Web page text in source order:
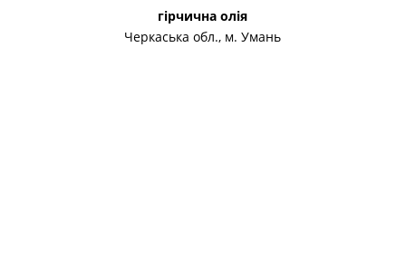
гірчична олія
Черкаська обл., м. Умань